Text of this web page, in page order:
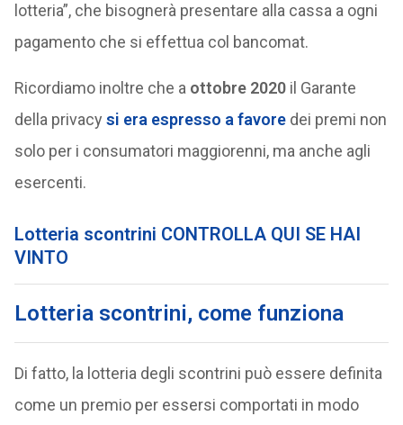
lotteria”, che bisognerà presentare alla cassa a ogni
pagamento che si effettua col bancomat.
Ricordiamo inoltre che a ottobre 2020il Garante
della privacy si era espresso a favoredei premi non
solo per i consumatori maggiorenni, ma anche agli
esercenti.
Lotteria scontrini CONTROLLA QUI SE HAI
VINTO
Lotteria scontrini, come funziona
Di fatto, la lotteria degli scontrini può essere definita
come un premio per essersi comportati in modo